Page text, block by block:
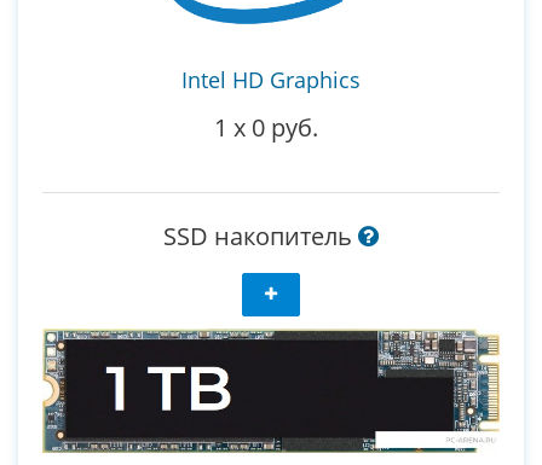
Intel HD Graphics
1 x 0 руб.
SSD накопитель